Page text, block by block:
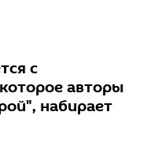
с
авторы
набирает